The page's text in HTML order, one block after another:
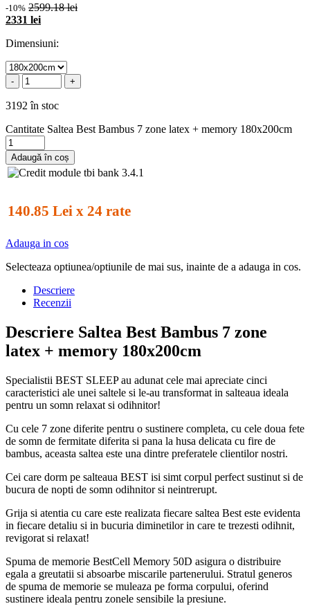
-10% 2599.18 lei
2331 lei
Dimensiuni:
- +
3192 în stoc
Cantitate Saltea Best Bambus 7 zone latex + memory 180x200cm
Adaugă în coș
140.85 Lei x 24 rate
Adauga in cos
Selecteaza optiunea/optiunile de mai sus, inainte de a adauga in cos.
Descriere
Recenzii
Descriere Saltea Best Bambus 7 zone
latex + memory 180x200cm
Specialistii BEST SLEEP au adunat cele mai apreciate cinci
caracteristici ale unei saltele si le-au transformat in salteaua ideala
pentru un somn relaxat si odihnitor!
Cu cele 7 zone diferite pentru o sustinere completa, cu cele doua fete
de somn de fermitate diferita si pana la husa delicata cu fire de
bambus, aceasta saltea este una dintre preferatele clientilor nostri.
Cei care dorm pe salteaua BEST isi simt corpul perfect sustinut si de
bucura de nopti de somn odihnitor si neintrerupt.
Grija si atentia cu care este realizata fiecare saltea Best este evidenta
in fiecare detaliu si in bucuria diminetilor in care te trezesti odihnit,
revigorat si relaxat!
Spuma de memorie BestCell Memory 50D asigura o distribuire
egala a greutatii si absoarbe miscarile partenerului. Stratul generos
de spuma de memorie se muleaza pe forma corpului, oferind
sustinere ideala pentru zonele sensibile la presiune.